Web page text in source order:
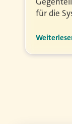
für die